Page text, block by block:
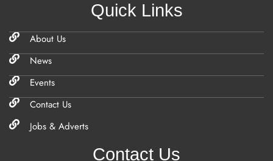
Quick Links
About Us
News
Events
Contact Us
Jobs & Adverts
Contact Us